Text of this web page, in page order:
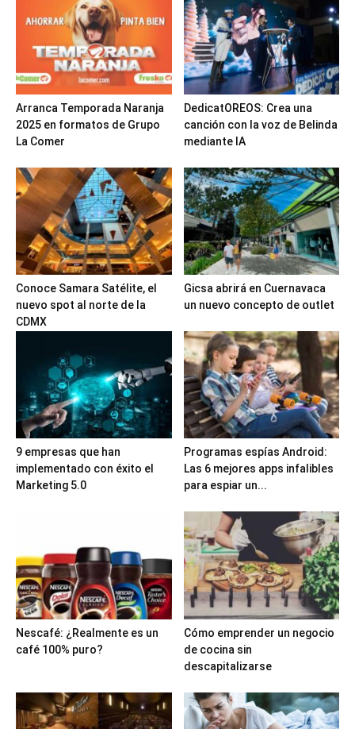
Arranca Temporada Naranja
2025 en formatos de Grupo
La Comer
DedicatOREOS: Crea una
canción con la voz de Belinda
mediante IA
Conoce Samara Satélite, el
nuevo spot al norte de la
CDMX
Gicsa abrirá en Cuernavaca
un nuevo concepto de outlet
9 empresas que han
implementado con éxito el
Marketing 5.0
Programas espías Android:
Las 6 mejores apps infalibles
para espiar un...
Nescafé: ¿Realmente es un
café 100% puro?
Cómo emprender un negocio
de cocina sin
descapitalizarse